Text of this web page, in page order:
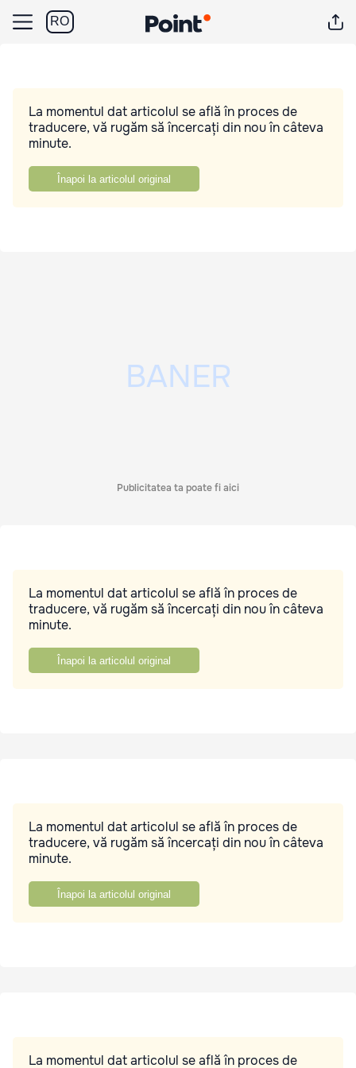
RO
La momentul dat articolul se află în proces de
traducere, vă rugăm să încercați din nou în câteva
minute.
Înapoi la articolul original
Publicitatea ta poate fi aici
La momentul dat articolul se află în proces de
traducere, vă rugăm să încercați din nou în câteva
minute.
Înapoi la articolul original
La momentul dat articolul se află în proces de
traducere, vă rugăm să încercați din nou în câteva
minute.
Înapoi la articolul original
La momentul dat articolul se află în proces de